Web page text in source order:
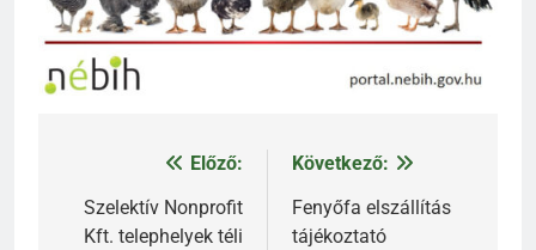
Bejegyzés
navigáció
Előző:
Szelektív Nonprofit
Kft. telephelyek téli
Következő:
Fenyőfa elszállítás
tájékoztató